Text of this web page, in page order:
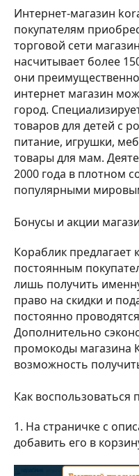
Интернет-магазин
покупателям
торговой сети
насчитывает более
они
интернет магазин
город.
товаров для детей с
питание, игрушки,
товары для мам.
2000 года в плотном
популярными
Бонусы и акции
Кораблик предлагает
постоянным
лишь получить
право на скидки и
постоянно
Дополнительно
промокоды магазина
возможность
Как
1. На страничке с
добавить его в